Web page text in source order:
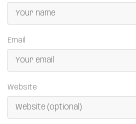
Email
Website